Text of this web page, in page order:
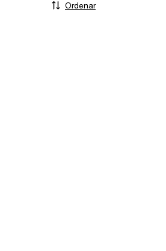
Ordenar